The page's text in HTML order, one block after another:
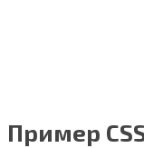
Пример